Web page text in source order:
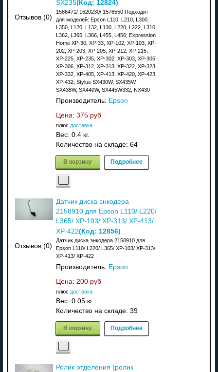
Отзывов (0)
SX235(Код: 12824)
1586471/ 1620230/ 1576550 Подходит
для моделей: Epson L110, L210, L300,
L350, L120, L132, L130, L220, L222, L310,
L362, L365, L366, L455, L456; Expression
Home XP-30, XP-33, XP-102, XP-103, XP-
202, XP-203, XP-205, XP-212, XP-215,
XP-225, XP-235, XP-302, XP-303, XP-305,
XP-306, XP-312, XP-313, XP-322, XP-323,
XP-332, XP-405, XP-413, XP-420, XP-423,
XP-432; Stylus SX430W, SX435W,
SX438W, SX440W, SX445W332, NX430
Производитель: Epson
Цена: 375 руб
плюс доставка
Вес: 0.4 кг.
Количество на складе: 64
В корзину Подробнее
Отзывов (0)
Датчик диска энкодера
2158910 для Epson L110/ L220/
L365/ XP-103/ XP-313/ XP-413/
XP-422(Код: 12856)
Датчик диска энкодера 2158910 для
Epson L110/ L220/ L365/ XP-103/ XP-313/
XP-413/ XP-422
Производитель: Epson
Цена: 200 руб
плюс доставка
Вес: 0.05 кг.
Количество на складе: 39
В корзину Подробнее
Ролик отделения (ролик